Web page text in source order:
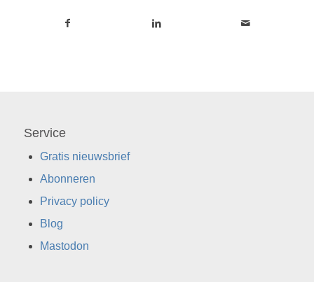
Service
Gratis nieuwsbrief
Abonneren
Privacy policy
Blog
Mastodon